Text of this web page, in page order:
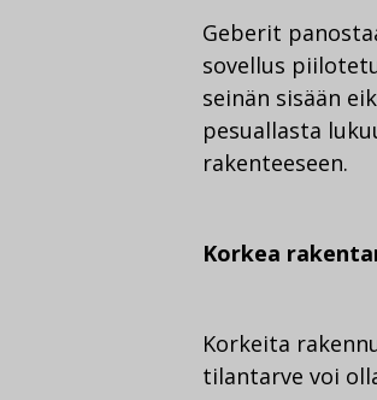
Geberit
sovellus
seinän sisään
pesuallasta
rakenteeseen.
Korkea
Korkeita
tilantarve voi